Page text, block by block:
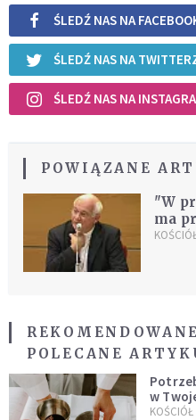
ŚLEDŹ NAS NA
ŚLEDŹ NAS NA
ŚLEDŹ NAS NA
POWIĄZANE
"W
ma
POLECANE
w
KOŚCIÓŁ